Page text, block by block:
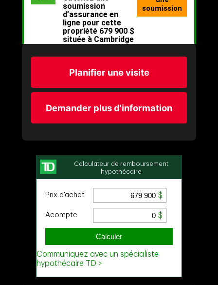
Planifier une visite
Demander plus d'information